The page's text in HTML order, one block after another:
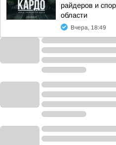
райдеров и
области
Вчера, 18:49